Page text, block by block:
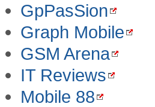
GpPasSion
Graph Mobile
GSM Arena
IT Reviews
Mobile 88